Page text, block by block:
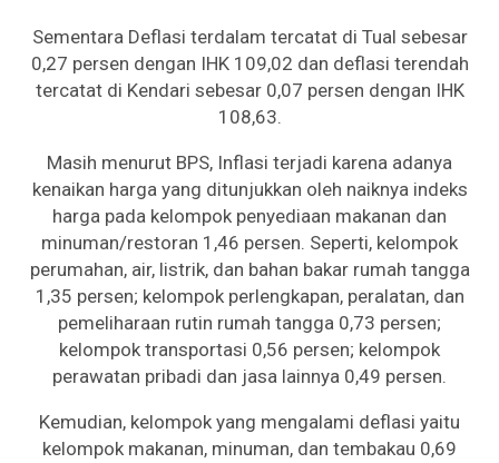
Sementara Deflasi terdalam tercatat di Tual sebesar
0,27 persen dengan IHK 109,02 dan deflasi terendah
tercatat di Kendari sebesar 0,07 persen dengan IHK
108,63.
Masih menurut BPS, Inflasi terjadi karena adanya
kenaikan harga yang ditunjukkan oleh naiknya indeks
harga pada kelompok penyediaan makanan dan
minuman/restoran 1,46 persen. Seperti, kelompok
perumahan, air, listrik, dan bahan bakar rumah tangga
1,35 persen; kelompok perlengkapan, peralatan, dan
pemeliharaan rutin rumah tangga 0,73 persen;
kelompok transportasi 0,56 persen; kelompok
perawatan pribadi dan jasa lainnya 0,49 persen.
Kemudian, kelompok yang mengalami deflasi yaitu
kelompok makanan, minuman, dan tembakau 0,69